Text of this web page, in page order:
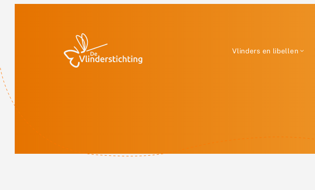
Vlinders en libellen